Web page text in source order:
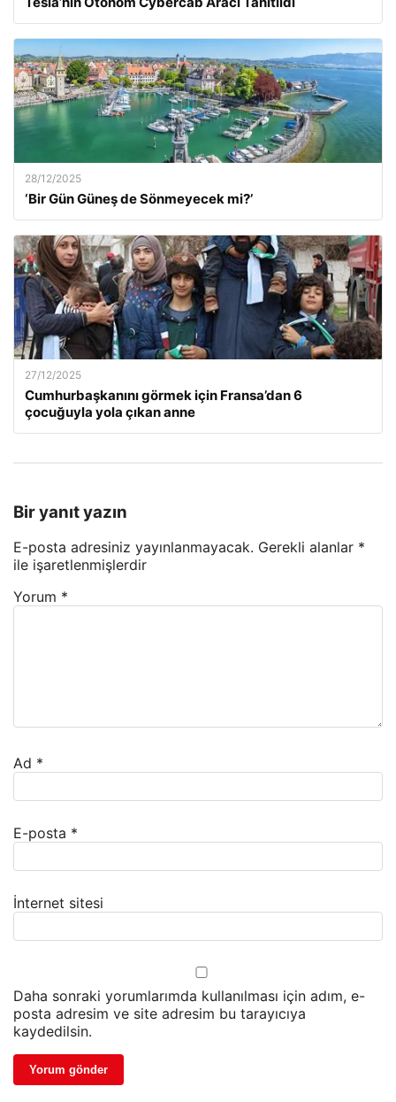
28/12/2025
‘Bir Gün Güneş de Sönmeyecek mi?’
27/12/2025
Cumhurbaşkanını görmek için Fransa’dan 6
çocuğuyla yola çıkan anne
Bir yanıt yazın
E-posta adresiniz yayınlanmayacak. Gerekli alanlar *
ile işaretlenmişlerdir
Yorum *
Ad *
E-posta *
İnternet sitesi
Daha sonraki yorumlarımda kullanılması için adım, e-
posta adresim ve site adresim bu tarayıcıya
kaydedilsin.